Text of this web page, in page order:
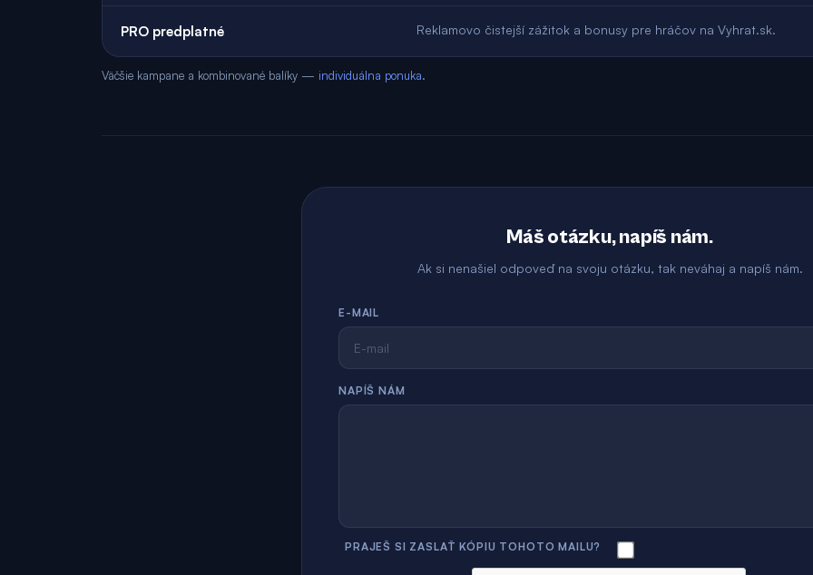
PRO predplatné Reklamovo čistejší zážitok a bonusy pre hráčov na Vyhrat.sk.
Väčšie kampane a kombinované balíky — individuálna ponuka.
Máš otázku, napíš nám.
Ak si nenašiel odpoveď na svoju otázku, tak neváhaj a napíš nám.
E-MAIL
NAPÍŠ NÁM
PRAJEŠ SI ZASLAŤ KÓPIU TOHOTO MAILU?